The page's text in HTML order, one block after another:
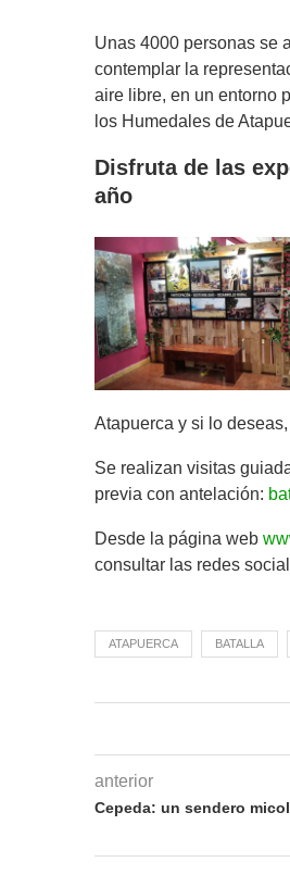
Unas 4000 personas se
contemplar la
aire libre, en un entorno
los Humedales de
Disfruta de las
año
Atapuerca y si lo
Se realizan visitas
previa con antelación:
Desde la página web
consultar las redes
ATAPUERCA BATALLA
anterior
Cepeda: un sendero